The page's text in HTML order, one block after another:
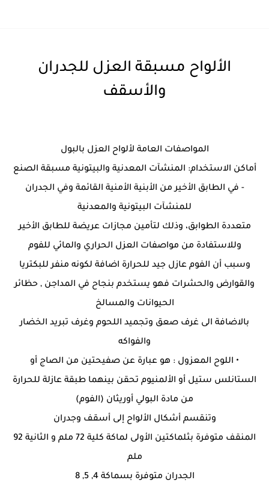
الألواح مسبقة العزل للجدران
والأسقف
المواصفات العامة لألواح العزل بالبول
أماكن الاستخدام: المنشآت المعدنية والبيتونية مسبقة الصنع
- في الطابق الأخير من الأبنية الأمنية القائمة وفي الجدران
للمنشآت البيتونية والمعدنية
متعددة الطوابق، وذلك لتأمين مجازات عريضة للطابق الأخير
وللاستفادة من مواصفات العزل الحراري والمائي للفوم
وسبب أن الفوم عازل جيد للحرارة اضافة لكونه منفر للبكتريا
والقوارض والحشرات فهو يستخدم بنجاح في المداجن , حظائر
الحيوانات والمسالخ
بالاضافة الى غرف صعق وتجميد اللحوم وغرف تبريد الخضار
والفواكه
• اللوح المعزول : هو عبارة عن صفيحتين من الصاج أو
الستانلس ستيل أو الألمنيوم تحقن بينهما طبقة عازلة للحرارة
من مادة البولي أوريثان (الفوم)
وتنقسم أشكال الألواح إلى أسقف وجدران
المنقف متوفرة بثلماكتين الأولى لماكة كلية 72 ملم و الثانية 92
ملم
الجدران متوفرة بسماكة 4, 5, 8